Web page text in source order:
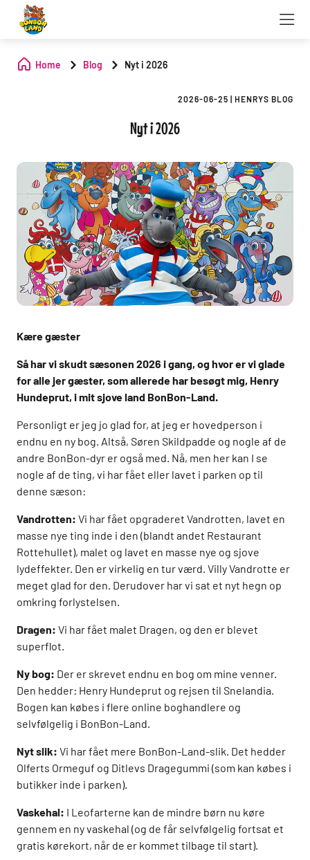
Home Blog Nyt i 2026
2026-06-25 HENRYS BLOG
Nyt i 2026
Kære gæster
Så har vi skudt sæsonen 2026 i gang, og hvor er vi glade
for alle jer gæster, som allerede har besøgt mig, Henry
Hundeprut, i mit sjove land BonBon-Land.
Personligt er jeg jo glad for, at jeg er hovedperson i
endnu en ny bog. Altså, Søren Skildpadde og nogle af de
andre BonBon-dyr er også med. Nå, men her kan I se
nogle af de ting, vi har fået eller lavet i parken op til
denne sæson:
Vandrotten: Vi har fået opgraderet Vandrotten, lavet en
masse nye ting inde i den (blandt andet Restaurant
Rottehullet), malet og lavet en masse nye og sjove
lydeffekter. Den er virkelig en tur værd. Villy Vandrotte er
meget glad for den. Derudover har vi sat et nyt hegn op
omkring forlystelsen.
Dragen: Vi har fået malet Dragen, og den er blevet
superflot.
Ny bog: Der er skrevet endnu en bog om mine venner.
Den hedder: Henry Hundeprut og rejsen til Snelandia.
Bogen kan købes i flere online boghandlere og
selvfølgelig i BonBon-Land.
Nyt slik: Vi har fået mere BonBon-Land-slik. Det hedder
Olferts Ormeguf og Ditlevs Dragegummi (som kan købes i
butikker inde i parken).
Vaskehal: I Leofarterne kan de mindre børn nu køre
gennem en ny vaskehal (og de får selvfølgelig fortsat et
gratis kørekort, når de er kommet tilbage til start).